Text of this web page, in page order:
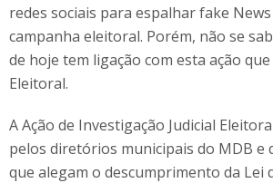
redes sociais para espalhar fake
campanha eleitoral. Porém, não se
de hoje tem ligação com esta ação
Eleitoral.
A Ação de Investigação Judicial
pelos diretórios municipais do MDB e
que alegam o descumprimento da Lei